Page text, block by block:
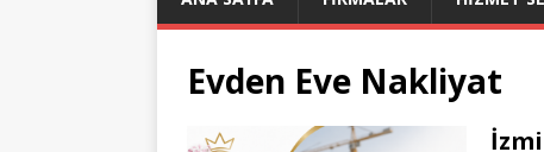
Evden Eve Nakliyat